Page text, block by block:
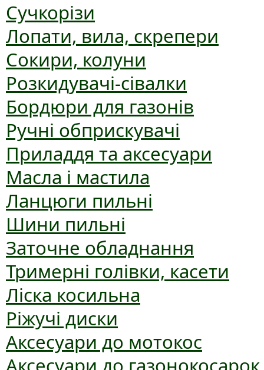
Сучкорізи
Лопати, вила, скрепери
Сокири, колуни
Розкидувачі-сівалки
Бордюри для газонів
Ручні обприскувачі
Приладдя та аксесуари
Масла і мастила
Ланцюги пильні
Шини пильні
Заточне обладнання
Тримерні голівки, касети
Ліска косильна
Ріжучі диски
Аксесуари до мотокос